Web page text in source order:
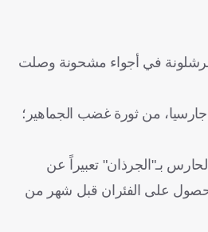
برشلونة في أجواء مشحونة وصلت
جارسيا، من ثورة غضب الجماهير؛
بـ"الجرذان" تعبيراً عن
على الفئران قبل شهر من